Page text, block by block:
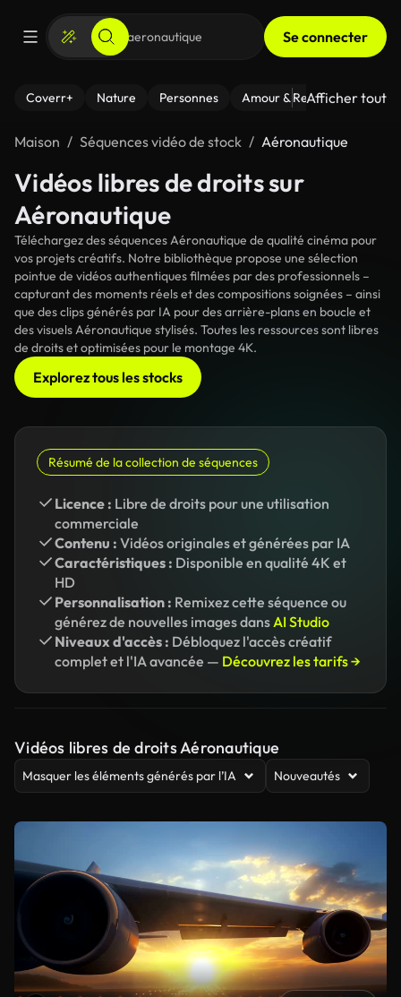
Se connecter
Coverr+ Nature Personnes Amour & Relations Le
Afficher tout
Maison Séquences vidéo de stock Aéronautique
Vidéos libres de droits sur
Aéronautique
Téléchargez des séquences Aéronautique de qualité cinéma pour
vos projets créatifs. Notre bibliothèque propose une sélection
pointue de vidéos authentiques filmées par des professionnels –
capturant des moments réels et des compositions soignées – ainsi
que des clips générés par IA pour des arrière-plans en boucle et
des visuels Aéronautique stylisés. Toutes les ressources sont libres
de droits et optimisées pour le montage 4K.
Explorez tous les stocks
Résumé de la collection de séquences
Licence : Libre de droits pour une utilisation
commerciale
Contenu : Vidéos originales et générées par IA
Caractéristiques : Disponible en qualité 4K et
HD
Personnalisation : Remixez cette séquence ou
générez de nouvelles images dansAI Studio
Niveaux d'accès : Débloquez l'accès créatif
complet et l'IA avancée — Découvrez les tarifs →
Vidéos libres de droits Aéronautique
Masquer les éléments générés par l’IA Nouveautés